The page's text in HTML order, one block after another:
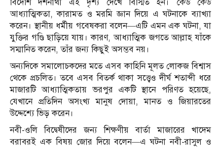
বিদেশি দর্শনার্থী এই দৃশ্য দেখে বিস্মিত হন। কেউ কেউ
আধ্যাত্মিকতা, কারামত ও মরমি জ্ঞান দিয়ে এ ঘটনাকে ব্যাখ্যা
করেন। স্থানীয় ধর্মীয় গবেষকরা বলেন—এটি এমন এক ঘটনা, যা
যুক্তির গণ্ডি ছাড়িয়ে যায়। কারণ, আধ্যাত্মিক জগতে আল্লাহ যাঁকে
সম্মানিত করেন, তাঁর জন্য কিছুই অসম্ভব নয়।
অন্যদিকে সমালোচকদের মতে এসব কাহিনি মূলত লোকজ বিশ্বাস
থেকে প্রচলিত। তবে এসব বিতর্ক থাকা সত্ত্বেও দীর্ঘ শতাব্দী ধরে
মাজারটি আধ্যাত্মিকতায় ভরপুর একটি স্থানে পরিণত হয়েছে,
যেখানে প্রতিদিন অসংখ্য মানুষ দোয়া, মানত ও জিয়ারতের
উদ্দেশ্যে ভিড় করেন।
নবী-ওলি বিদ্বেষীদের জন্য শিক্ষণীয় বার্তা মাজারের খাদেম
বরাবরই এক বিষয় জোর দিয়ে বলেন—এ ঘটনা নবী-রাসুল ও